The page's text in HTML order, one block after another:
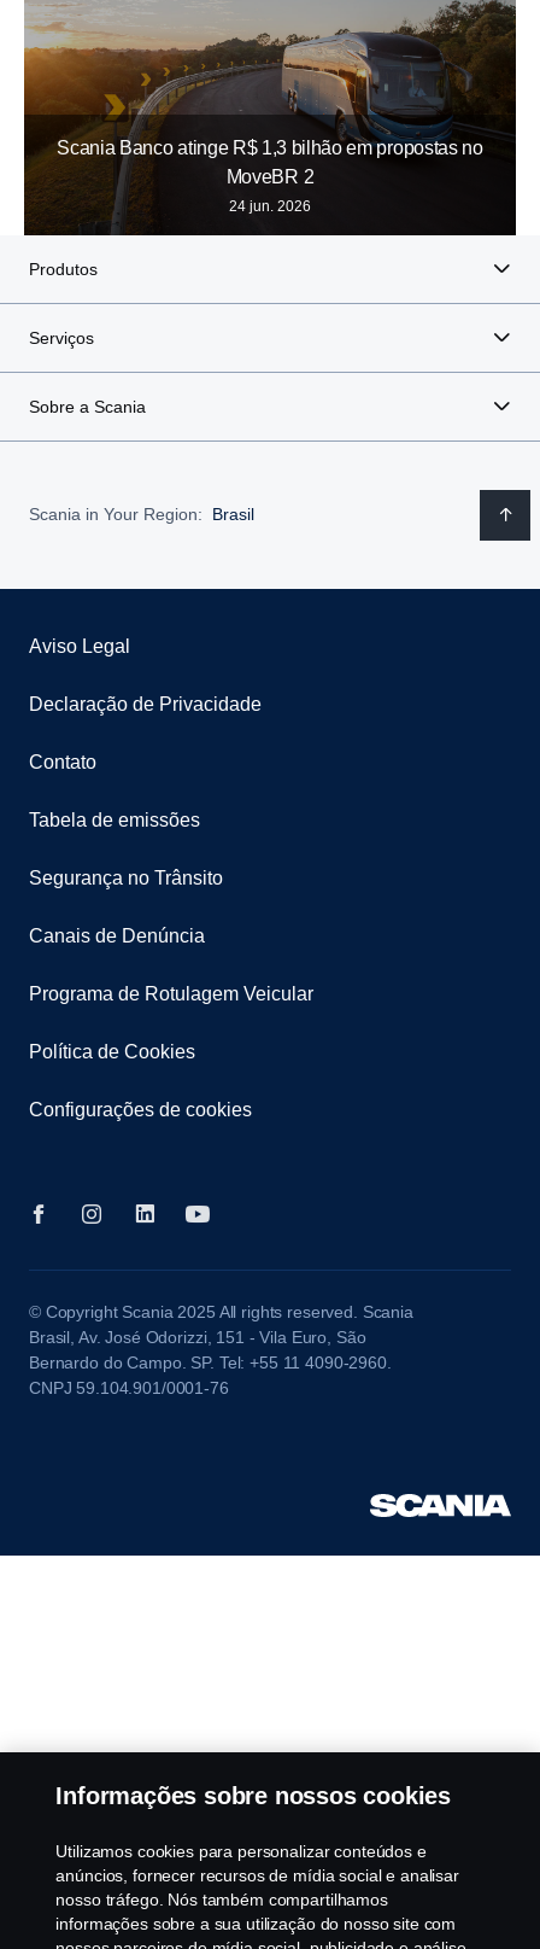
Scania Banco atinge R$ 1,3 bilhão em propostas no
MoveBR 2
24 jun. 2026
Produtos
Serviços
Sobre a Scania
Scania in Your Region: Brasil
Aviso Legal
Declaração de Privacidade
Contato
Tabela de emissões
Segurança no Trânsito
Canais de Denúncia
Programa de Rotulagem Veicular
Política de Cookies
Configurações de cookies
© Copyright Scania 2025 All rights reserved. Scania
Brasil, Av. José Odorizzi, 151 - Vila Euro, São
Bernardo do Campo. SP. Tel: +55 11 4090-2960.
CNPJ 59.104.901/0001-76
Informações sobre nossos cookies
Utilizamos cookies para personalizar conteúdos e
anúncios, fornecer recursos de mídia social e analisar
nosso tráfego. Nós também compartilhamos
informações sobre a sua utilização do nosso site com